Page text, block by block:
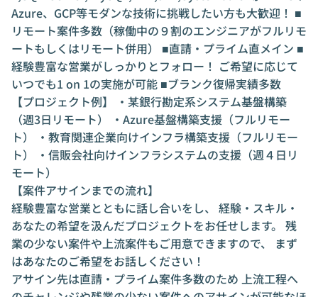
Azure、GCP等モダンな技術に挑戦したい方も大歓迎！ ■
リモート案件多数（稼働中の９割のエンジニアがフルリモ
ートもしくはリモート併用） ■直請・プライム直メイン ■
経験豊富な営業がしっかりとフォロー！ ご希望に応じて
いつでも1 on 1の実施が可能 ■ブランク復帰実績多数
【プロジェクト例】 ・某銀行勘定系システム基盤構築
（週3日リモート） ・Azure基盤構築支援（フルリモー
ト） ・教育関連企業向けインフラ構築支援（フルリモー
ト） ・信販会社向けインフラシステムの支援（週４日リ
モート）
【案件アサインまでの流れ】
経験豊富な営業とともに話し合いをし、 経験・スキル・
あなたの希望を汲んだプロジェクトをお任せします。 残
業の少ない案件や上流案件もご用意できますので、 まず
はあなたのご希望をお話しください！
アサイン先は直請・プライム案件多数のため 上流工程へ